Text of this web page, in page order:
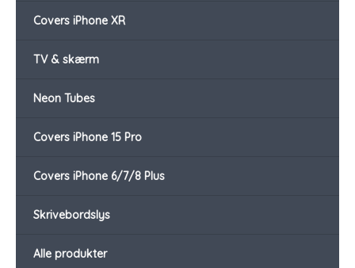
Covers iPhone XR
TV & skærm
Neon Tubes
Covers iPhone 15 Pro
Covers iPhone 6/7/8 Plus
Skrivebordslys
Alle produkter